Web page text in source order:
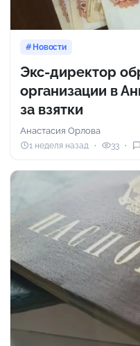
Новости
Экс-директор
организации в
за взятки
Анастасия Орлова
1 неделя назад 33